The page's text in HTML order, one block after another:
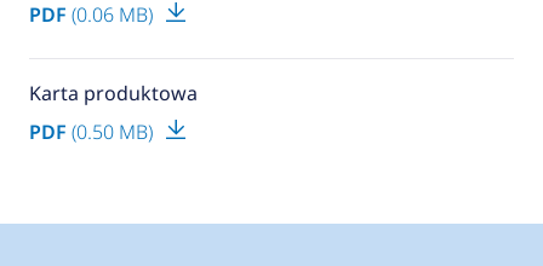
PDF (0.06 MB)
Karta produktowa
PDF (0.50 MB)